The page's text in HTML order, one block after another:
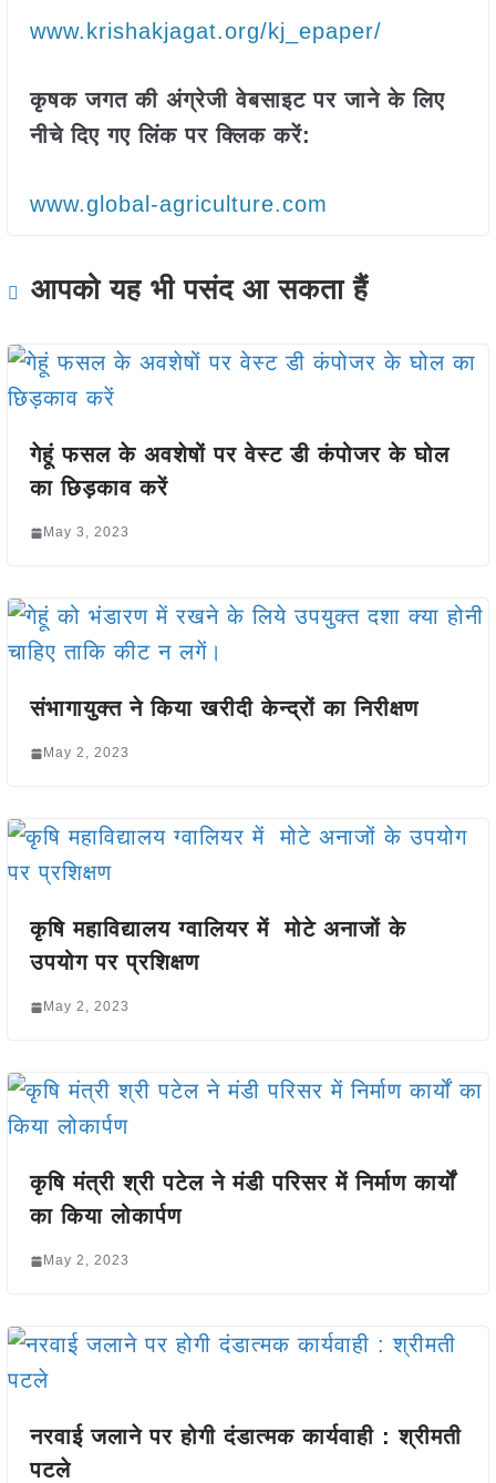
www.krishakjagat.org/kj_epaper/
कृषक जगत की अंग्रेजी वेबसाइट पर जाने के लिए
नीचे दिए गए लिंक पर क्लिक करें:
www.global-agriculture.com
आपको यह भी पसंद आ सकता हैं
गेहूं फसल के अवशेषों पर वेस्ट डी कंपोजर के घोल
का छिड़काव करें
May 3, 2023
संभागायुक्त ने किया खरीदी केन्द्रों का निरीक्षण
May 2, 2023
कृषि महाविद्यालय ग्वालियर में मोटे अनाजों के
उपयोग पर प्रशिक्षण
May 2, 2023
कृषि मंत्री श्री पटेल ने मंडी परिसर में निर्माण कार्यों
का किया लोकार्पण
May 2, 2023
नरवाई जलाने पर होगी दंडात्मक कार्यवाही : श्रीमती
पटले